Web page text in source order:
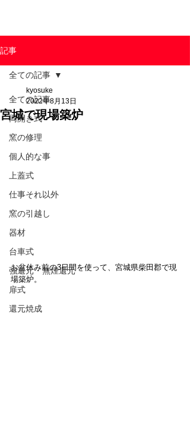
記事
全ての記事
両開き式
窯の修理
個人的な事
上蓋式
仕事それ以外
窯の引越し
器材
台車式
強還元・無煙還元
扉式
還元焼成
全ての記事
宮城で現場築炉
kyosuke
2022年8月13日
お盆休み前の3日間を使って、宮城県柴田郡で現
場築炉。